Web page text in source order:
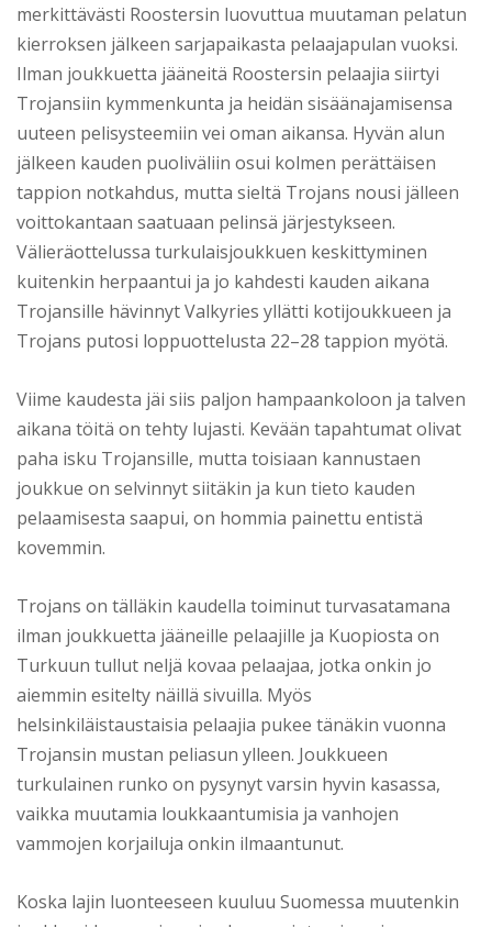
merkittävästi Roostersin luovuttua muutaman pelatun
kierroksen jälkeen sarjapaikasta pelaajapulan vuoksi.
Ilman joukkuetta jääneitä Roostersin pelaajia siirtyi
Trojansiin kymmenkunta ja heidän sisäänajamisensa
uuteen pelisysteemiin vei oman aikansa. Hyvän alun
jälkeen kauden puoliväliin osui kolmen perättäisen
tappion notkahdus, mutta sieltä Trojans nousi jälleen
voittokantaan saatuaan pelinsä järjestykseen.
Välieräottelussa turkulaisjoukkuen keskittyminen
kuitenkin herpaantui ja jo kahdesti kauden aikana
Trojansille hävinnyt Valkyries yllätti kotijoukkueen ja
Trojans putosi loppuottelusta 22–28 tappion myötä.
Viime kaudesta jäi siis paljon hampaankoloon ja talven
aikana töitä on tehty lujasti. Kevään tapahtumat olivat
paha isku Trojansille, mutta toisiaan kannustaen
joukkue on selvinnyt siitäkin ja kun tieto kauden
pelaamisesta saapui, on hommia painettu entistä
kovemmin.
Trojans on tälläkin kaudella toiminut turvasatamana
ilman joukkuetta jääneille pelaajille ja Kuopiosta on
Turkuun tullut neljä kovaa pelaajaa, jotka onkin jo
aiemmin esitelty näillä sivuilla. Myös
helsinkiläistaustaisia pelaajia pukee tänäkin vuonna
Trojansin mustan peliasun ylleen. Joukkueen
turkulainen runko on pysynyt varsin hyvin kasassa,
vaikka muutamia loukkaantumisia ja vanhojen
vammojen korjailuja onkin ilmaantunut.
Koska lajin luonteeseen kuuluu Suomessa muutenkin